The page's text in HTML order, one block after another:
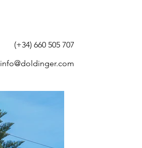
info@doldinger.com
(+34) 660 505 707